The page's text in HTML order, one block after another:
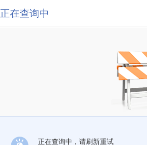
正在查询中
正在查询中，请刷新重试